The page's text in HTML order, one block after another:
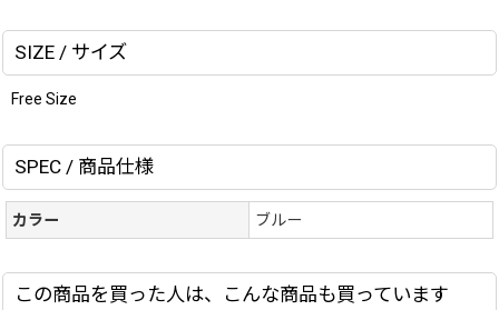
SIZE / サイズ
Free Size
SPEC / 商品仕様
カラー ブルー
この商品を買った人は、こんな商品も買っています